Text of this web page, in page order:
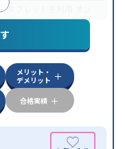
タブレットを利用
メリット・
デメリット
合格実績